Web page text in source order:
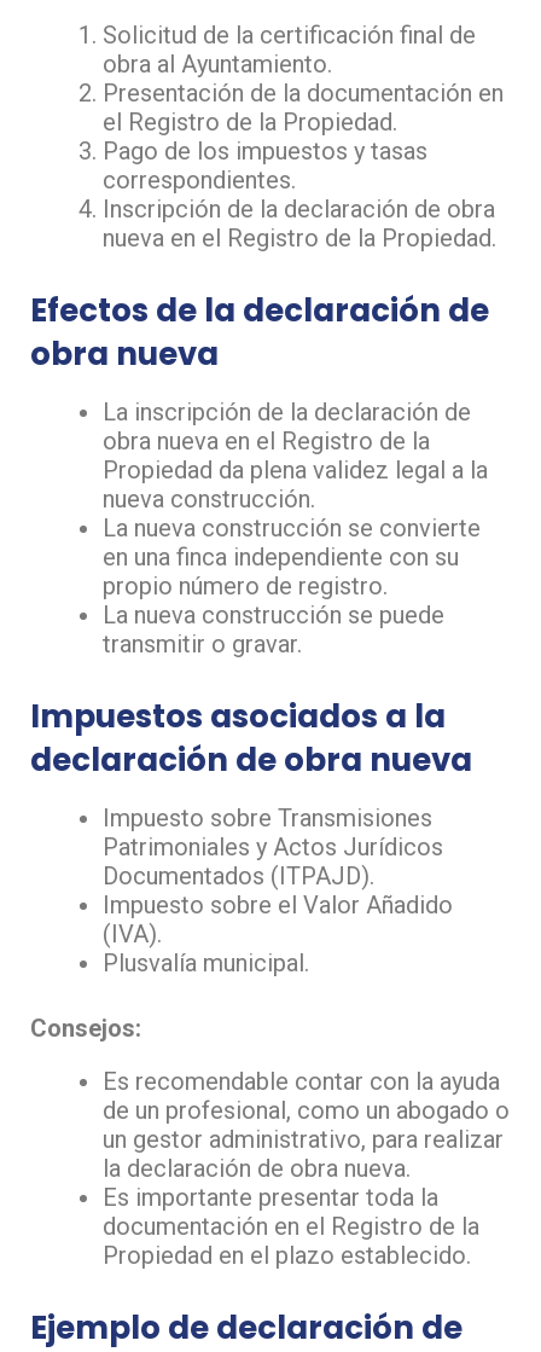
Solicitud de la certificación final de
obra al Ayuntamiento.
Presentación de la documentación en
el Registro de la Propiedad.
Pago de los impuestos y tasas
correspondientes.
Inscripción de la declaración de obra
nueva en el Registro de la Propiedad.
Efectos de la declaración de
obra nueva
La inscripción de la declaración de
obra nueva en el Registro de la
Propiedad da plena validez legal a la
nueva construcción.
La nueva construcción se convierte
en una finca independiente con su
propio número de registro.
La nueva construcción se puede
transmitir o gravar.
Impuestos asociados a la
declaración de obra nueva
Impuesto sobre Transmisiones
Patrimoniales y Actos Jurídicos
Documentados (ITPAJD).
Impuesto sobre el Valor Añadido
(IVA).
Plusvalía municipal.
Consejos:
Es recomendable contar con la ayuda
de un profesional, como un abogado o
un gestor administrativo, para realizar
la declaración de obra nueva.
Es importante presentar toda la
documentación en el Registro de la
Propiedad en el plazo establecido.
Ejemplo de declaración de